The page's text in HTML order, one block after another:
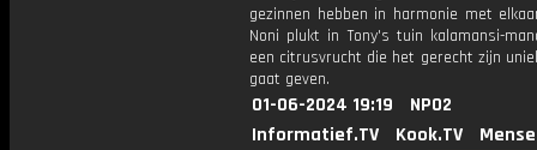
gezinnen hebben in harmonie met
Noni plukt in Tony's tuin kalamansi-
een citrusvrucht die het gerecht zijn
gaat geven.
01-06-2024 19:19
NPO2
Informatief.TV
Kook.TV